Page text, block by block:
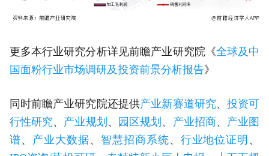
更多本行业研究分析详见前瞻产业研究院《全球及中
国面粉行业市场调研及投资前景分析报告》
同时前瞻产业研究院还提供产业新赛道研究、投资可
行性研究、 产业规划 、 园区规划 、 产业招商、 产业图
谱、 产业大数据、 智慧招商系统、 行业地位证明 、